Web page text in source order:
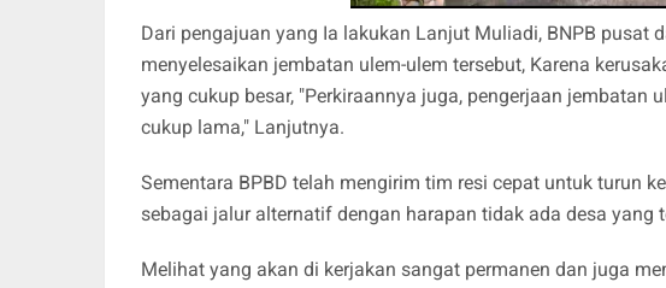
Dari pengajuan yang Ia lakukan Lanjut Muliadi, BNPB pusat
menyelesaikan jembatan ulem-ulem tersebut, Karena
yang cukup besar, "Perkiraannya juga, pengerjaan jembatan
cukup lama," Lanjutnya.
Sementara BPBD telah mengirim tim resi cepat untuk turun
sebagai jalur alternatif dengan harapan tidak ada desa yang
Melihat yang akan di kerjakan sangat permanen dan juga